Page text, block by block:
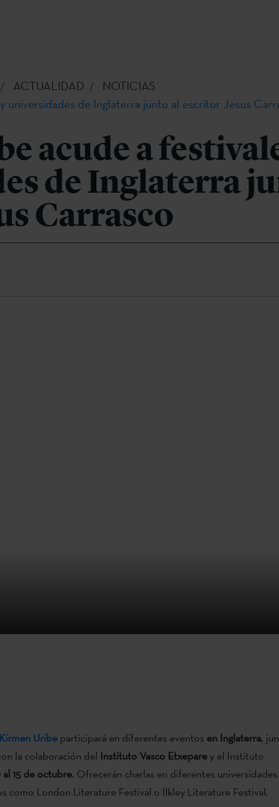
ACTUALIDAD
NOTICIAS
universidades de Inglaterra junto al escritor Jesus
acude a
de Inglaterra
Carrasco
Kirmen Uribeparticipará en diferentes eventos en Inglaterra,
la colaboración del Instituto Vasco Etxeparey el Instituto
al 15 de octubre. Ofrecerán charlas en diferentes universidades
como London Literature Festival o Ilkley Literature Festival.